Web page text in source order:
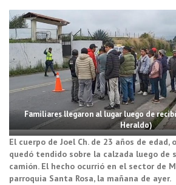
Familiares llegaron al lugar luego de
Heraldo)
El cuerpo de Joel Ch. de 23 años de edad,
quedó tendido sobre la calzada luego de
camión. El hecho ocurrió en el sector de
parroquia Santa Rosa, la mañana de ayer.